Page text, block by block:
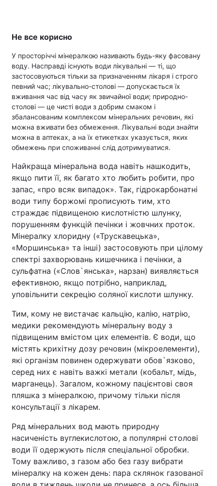
Не все корисно
У просторіччі мінералкою називають будь-яку фасовану
воду. Насправді існують води лікувальні — ті, що
застосовуються тільки за призначенням лікаря і строго
певний час; лікувально-столові — допускається їх
вживання час від часу як звичайної води; природно-
столові — це чисті води з добрим смаком і
збалансованим комплексом мінеральних речовин, які
можна вживати без обмеження. Лікувальні води знайти
можна в аптеках, а на їх етикетках указується, яких
обмежень при споживанні слід дотримуватися.
Найкраща мінеральна вода навіть нашкодить,
якщо пити її, як багато хто любить робити, про
запас, «про всяк випадок». Так, гідрокарбонатні
води типу боржомі прописують тим, хто
страждає підвищеною кислотністю шлунку,
порушенням функцій печінки і жовчних проток.
Мінералку хлоридну («Трускавецька»,
«Моршинська» та інші) застосовують при цілому
спектрі захворювань кишечника і печінки, а
сульфатна («Слов`янська», нарзан) виявляється
ефективною, якщо потрібно, наприклад,
уповільнити секрецію соляної кислоти шлунку.
Тим, кому не вистачає кальцію, калію, натрію,
медики рекомендують мінеральну воду з
підвищеним вмістом цих елементів. Є води, що
містять крихітну дозу речовин (мікроелементи),
які організм повинен одержувати обов`язково,
серед них є навіть важкі метали (кобальт, мідь,
марганець). Загалом, кожному пацієнтові своя
пляшка з мінералкою, причому тільки після
консультації з лікарем.
Ряд мінеральних вод мають природну
насиченість вуглекислотою, а популярні столові
води її одержують після спеціальної обробки.
Тому важливо, з газом або без газу вибрати
мінералку на кожен день: пара склянок газованої